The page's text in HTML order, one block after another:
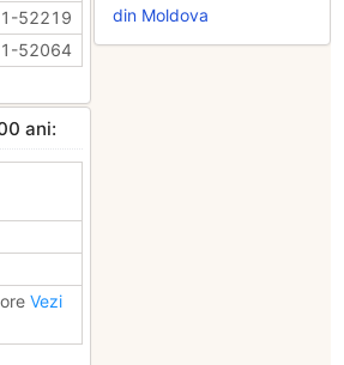
52219
52064
ani:
Vezi
din Moldova